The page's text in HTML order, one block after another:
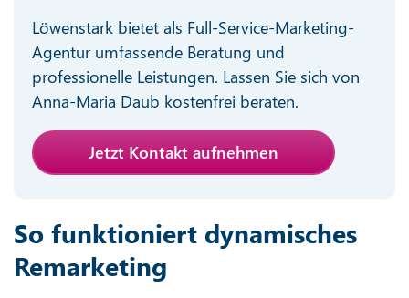
Löwenstark bietet als Full-Service-Marketing-
Agentur umfassende Beratung und
professionelle Leistungen. Lassen Sie sich von
Anna-Maria Daub kostenfrei beraten.
Jetzt Kontakt aufnehmen
So funktioniert dynamisches
Remarketing